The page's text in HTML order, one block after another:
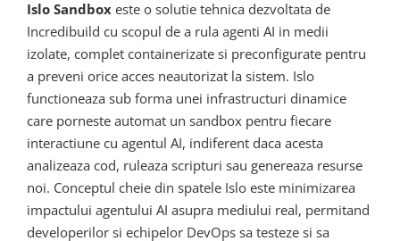
Islo Sandbox este o solutie tehnica dezvoltata de
Incredibuild cu scopul de a rula agenti AI in medii
izolate, complet containerizate si preconfigurate pentru
a preveni orice acces neautorizat la sistem. Islo
functioneaza sub forma unei infrastructuri dinamice
care porneste automat un sandbox pentru fiecare
interactiune cu agentul AI, indiferent daca acesta
analizeaza cod, ruleaza scripturi sau genereaza resurse
noi. Conceptul cheie din spatele Islo este minimizarea
impactului agentului AI asupra mediului real, permitand
developerilor si echipelor DevOps sa testeze si sa